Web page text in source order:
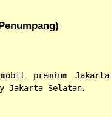
mobil premium
Jakarta Selatan.